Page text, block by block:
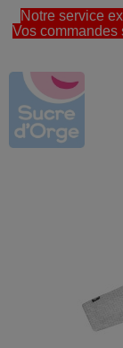
Notre service
Vos commandes